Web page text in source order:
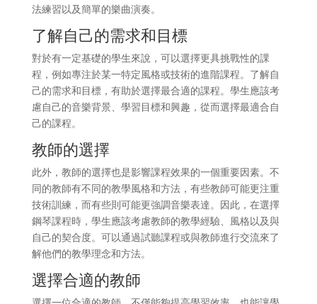
法練習以及簡單的樂曲演奏。
了解自己的需求和目標
對於有一定基礎的學生來說，可以選擇更具挑戰性的課
程，例如專注於某一特定風格或技術的進階課程。了解自
己的需求和目標，有助於選擇最合適的課程。學生應該考
慮自己的音樂背景、學習目標和興趣，從而選擇最適合自
己的課程。
教師的選擇
此外，教師的選擇也是影響課程效果的一個重要因素。不
同的教師有不同的教學風格和方法，有些教師可能更注重
技術訓練，而有些則可能更強調音樂表達。因此，在選擇
鋼琴課程時，學生應該考慮教師的教學經驗、風格以及與
自己的契合度。可以通過試聽課程或與教師進行交流來了
解他們的教學理念和方法。
選擇合適的教師